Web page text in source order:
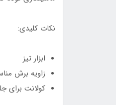
نکات کلیدی:
ابزار تیز
زاویه برش
کولانت برای